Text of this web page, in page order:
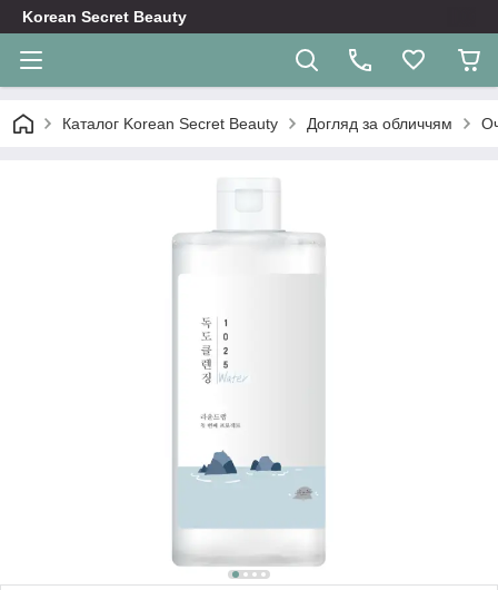
Korean Secret Beauty
Каталог Korean Secret Beauty Догляд за обличчям